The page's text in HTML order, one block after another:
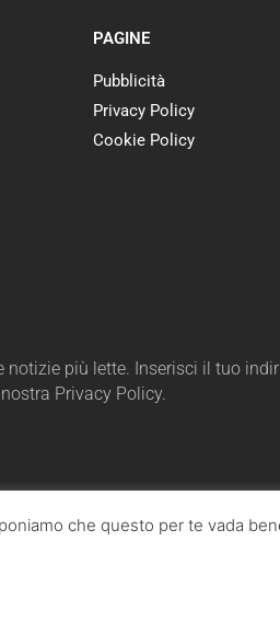
PAGINE
Pubblicità
Privacy Policy
Cookie Policy
notizie più lette. Inserisci il tuo
Privacy Policy.
che questo per te vada